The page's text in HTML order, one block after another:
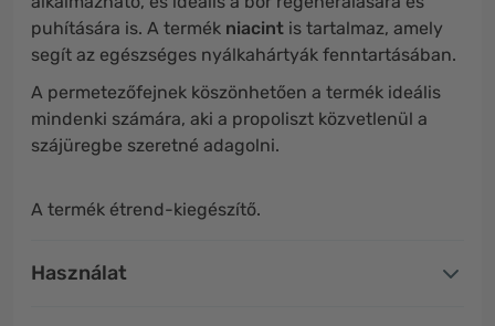
puhítására is. A termék niacint is tartalmaz, amely
segít az egészséges nyálkahártyák fenntartásában.
A permetezőfejnek köszönhetően a termék ideális
mindenki számára, aki a propoliszt közvetlenül a
szájüregbe szeretné adagolni.
A termék étrend-kiegészítő.
Használat